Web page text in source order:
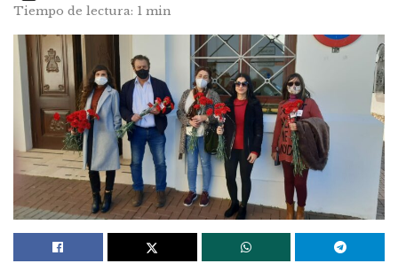
Tiempo de lectura: 1 min